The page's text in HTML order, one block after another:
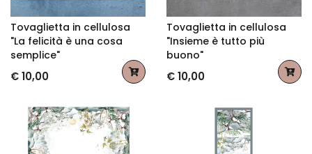
Tovaglietta in cellulosa
"La felicità è una cosa
semplice"
€ 10,00
Tovaglietta in cellulosa
"Insieme è tutto più
buono"
€ 10,00